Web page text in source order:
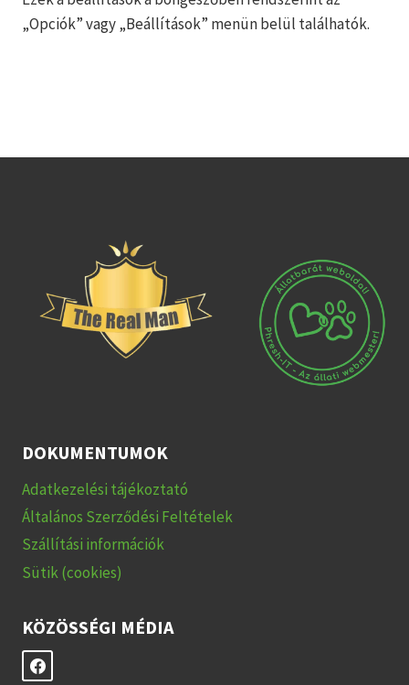
„Opciók” vagy „Beállítások” menün belül találhatók.
DOKUMENTUMOK
Adatkezelési tájékoztató
Általános Szerződési Feltételek
Szállítási információk
Sütik (cookies)
KÖZÖSSÉGI MÉDIA